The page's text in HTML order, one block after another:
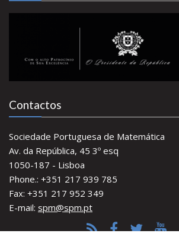
Contactos
Sociedade Portuguesa de Matemática
Av. da República, 45 3º esq
1050-187 - Lisboa
Phone.: +351 217 939 785
Fax: +351 217 952 349
E-mail: spm@spm.pt